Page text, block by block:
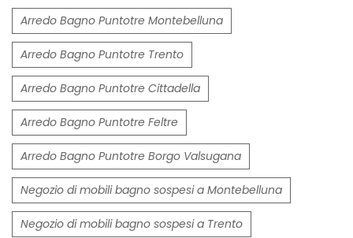
Arredo Bagno Puntotre Montebelluna
Arredo Bagno Puntotre Trento
Arredo Bagno Puntotre Cittadella
Arredo Bagno Puntotre Feltre
Arredo Bagno Puntotre Borgo Valsugana
Negozio di mobili bagno sospesi a Montebelluna
Negozio di mobili bagno sospesi a Trento